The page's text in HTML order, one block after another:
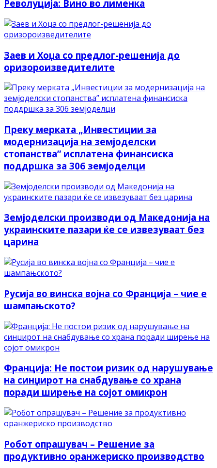
Револуција: Вино во лименка
Заев и Хоџа со предлог-решенија до
оризороизведителите
Преку мерката „Инвестиции за
модернизација на земјоделски
стопанства” исплатена финансиска
поддршка за 306 земјоделци
Земјоделски производи од Македонија на
украинските пазари ќе се извезуваат без
царина
Русија во винска војна со Франција – чие е
шампањското?
Франција: Не постои ризик од нарушување
на синџирот на снабдување со храна
поради ширење на сојот омикрон
Робот опрашувач – Решение за
продуктивно оранжериско производство